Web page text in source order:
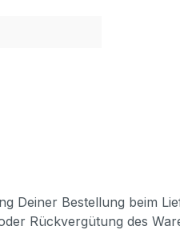
Deiner Bestellung beim
Rückvergütung des